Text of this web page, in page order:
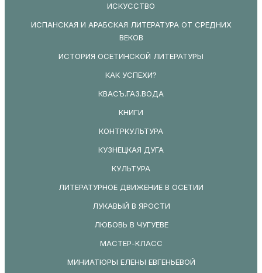
ИСКУССТВО
ИСПАНСКАЯ И АРАБСКАЯ ЛИТЕРАТУРА ОТ СРЕДНИХ
ВЕКОВ
ИСТОРИЯ ОСЕТИНСКОЙ ЛИТЕРАТУРЫ
КАК УСПЕХИ?
КВАСЪ.ГАЗ.ВОДА
КНИГИ
КОНТРКУЛЬТУРА
КУЗНЕЦКАЯ ДУГА
КУЛЬТУРА
ЛИТЕРАТУРНОЕ ДВИЖЕНИЕ В ОСЕТИИ
ЛУКАВЫЙ В ЯРОСТИ
ЛЮБОВЬ В ЧУГУЕВЕ
МАСТЕР-КЛАСС
МИНИАТЮРЫ ЕЛЕНЫ ЕВГЕНЬЕВОЙ